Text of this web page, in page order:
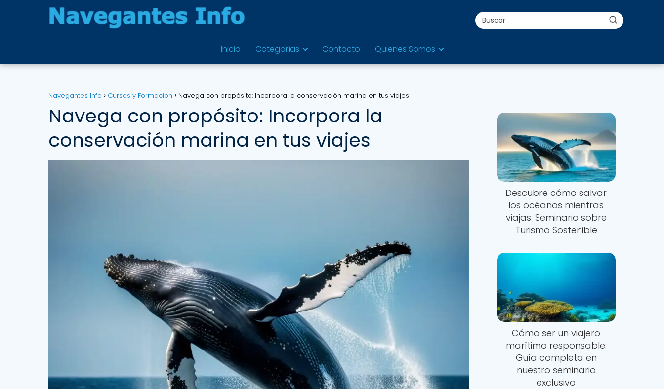
Inicio Categorías Contacto Quienes Somos
Navegantes Info Cursos y Formación Navega con propósito: Incorpora la conservación marina en tus viajes
Navega con propósito: Incorpora la
conservación marina en tus viajes
Descubre cómo salvar
los océanos mientras
viajas: Seminario sobre
Turismo Sostenible
Cómo ser un viajero
marítimo responsable:
Guía completa en
nuestro seminario
exclusivo